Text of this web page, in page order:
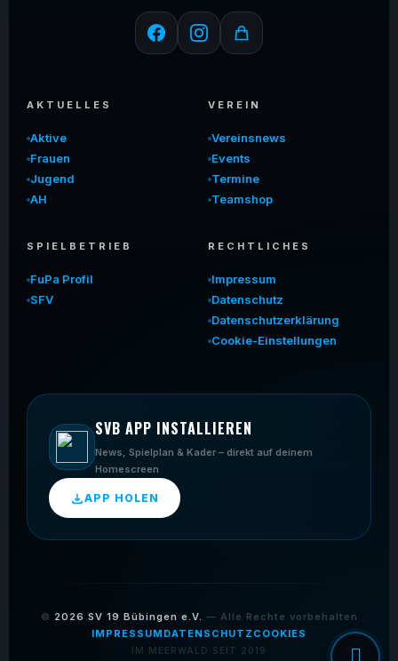
AKTUELLES
Aktive
Frauen
Jugend
AH
VEREIN
Vereinsnews
Events
Termine
Teamshop
SPIELBETRIEB
FuPa Profil
SFV
RECHTLICHES
Impressum
Datenschutz
Datenschutzerklärung
Cookie-Einstellungen
SVB APP INSTALLIEREN
News, Spielplan & Kader – direkt auf deinem
Homescreen
APP HOLEN
© 2026 SV 19 Bübingen e.V. — Alle Rechte vorbehalten
IMPRESSUM DATENSCHUTZ COOKIES
IM MEERWALD SEIT 2019